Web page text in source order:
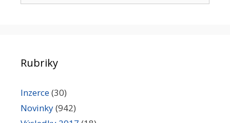
Rubriky
Inzerce(30)
Novinky(942)